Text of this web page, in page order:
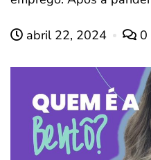
abril 22, 2024 0